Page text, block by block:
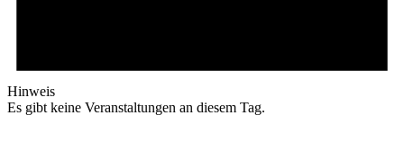
Hinweis
Es gibt keine Veranstaltungen an diesem Tag.